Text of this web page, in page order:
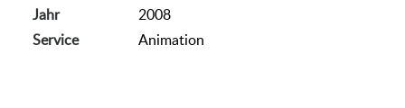
Jahr
2008
Service
Animation